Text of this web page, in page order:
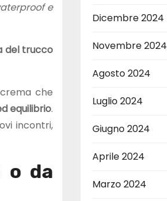
e
del trucco
che
equilibrio.
incontri,
o da
Dicembre 2024
Novembre 2024
Agosto 2024
Luglio 2024
Giugno 2024
Aprile 2024
Marzo 2024